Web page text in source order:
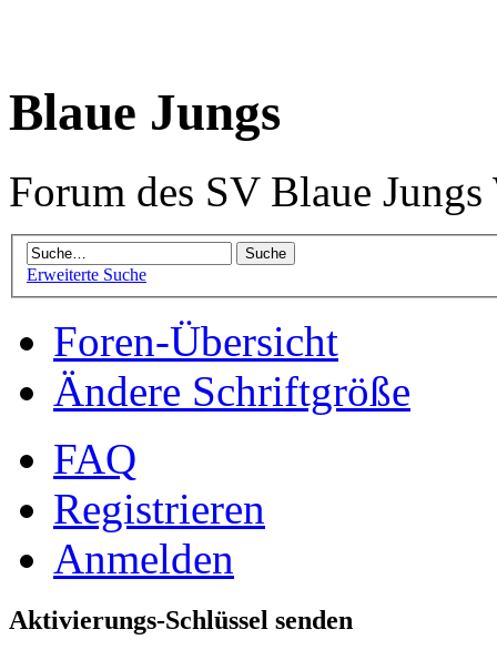
Blaue Jungs
Forum des SV Blaue
Erweiterte Suche
Foren-Übersicht
Ändere Schriftgröße
FAQ
Registrieren
Anmelden
Aktivierungs-Schlüssel senden